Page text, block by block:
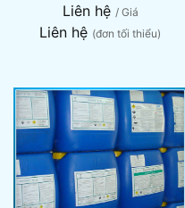
Liên hệ / Giá
Liên hệ (đơn tối thiểu)